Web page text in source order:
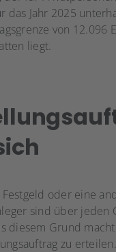
das Jahr 2025
von 12.096
liegt.
Festgeld oder eine
sind über jeden
diesem Grund
zu